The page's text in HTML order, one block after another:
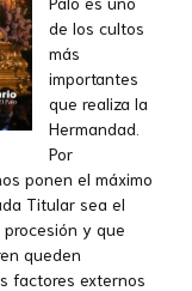
de los cultos
más
importantes
que realiza la
Hermandad.
Por
ponen el máximo
Titular sea el
y que
queden
factores externos